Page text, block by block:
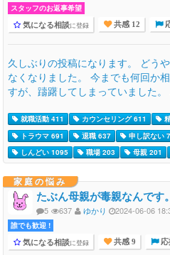
スタッフのお返事希望
気になる相談に登録 共感 12
久しぶりの投稿になります。 どう
なくなりました。 今までも何回か
すが、躊躇してしまっていました。
就職活動 411 カウンセリング 611
トラウマ 691
退職 637 申し訳ない
しんどい 1095
職場 203 母親 201
家庭の悩み
たぶん母親が毒親なんです
5 637 ゆかり 2024-06-06
誰でも歓迎 !
気になる相談に登録 共感 9 応